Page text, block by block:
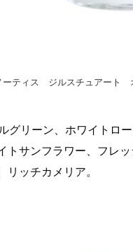
ーティス ジルスチュアート
グリーン、ホワイトロ
トサンフラワー、フレ
リッチカメリア。